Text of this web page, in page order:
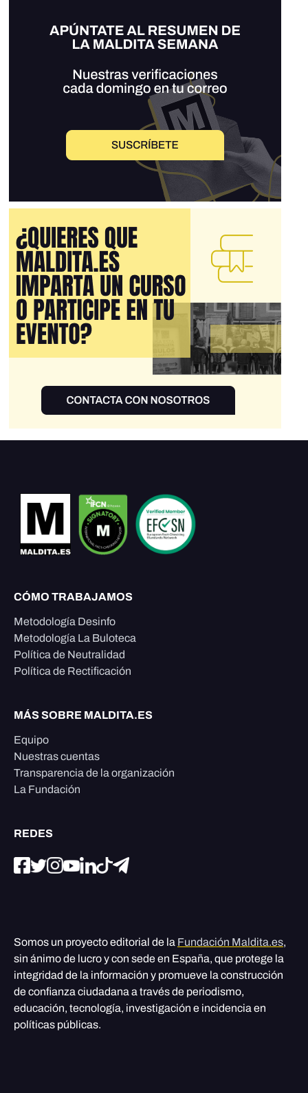
CÓMO TRABAJAMOS
Metodología Desinfo
Metodología La Buloteca
Política de Neutralidad
Política de Rectificación
MÁS SOBRE MALDITA.ES
Equipo
Nuestras cuentas
Transparencia de la organización
La Fundación
REDES
Somos un proyecto editorial de la Fundación Maldita.es,
sin ánimo de lucro y con sede en España, que protege la
integridad de la información y promueve la construcción
de confianza ciudadana a través de periodismo,
educación, tecnología, investigación e incidencia en
políticas públicas.